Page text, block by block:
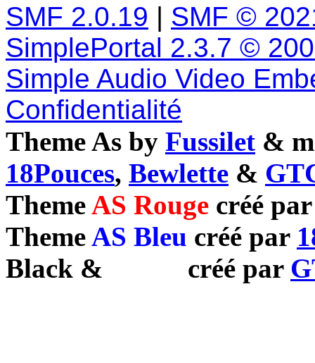
SMF 2.0.19 | SMF ©
SimplePortal 2.3.7 ©
Simple Audio Video
Confidentialité
Theme As by Fussilet &
18Pouces, Bewlette &
ThemeAS Rouge créé
ThemeAS Bleu créé par
Black & créé par